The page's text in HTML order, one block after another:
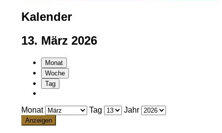
Kalender
13. März 2026
Monat
Woche
Tag
Monat Tag Jahr